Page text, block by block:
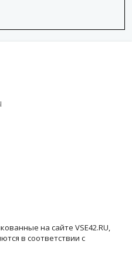
на сайте VSE42.RU,
в соответствии с